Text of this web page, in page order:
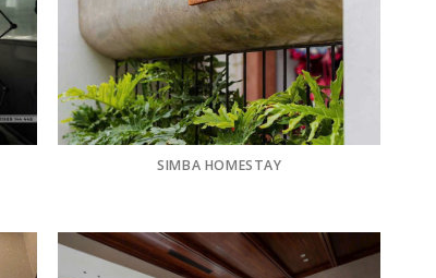
SIMBA HOMESTAY